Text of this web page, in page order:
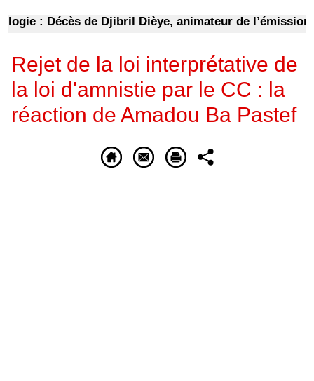
: Décès de Djibril Dièye, animateur de l’émission «
Rejet de la loi interprétative de
la loi d'amnistie par le CC : la
réaction de Amadou Ba Pastef